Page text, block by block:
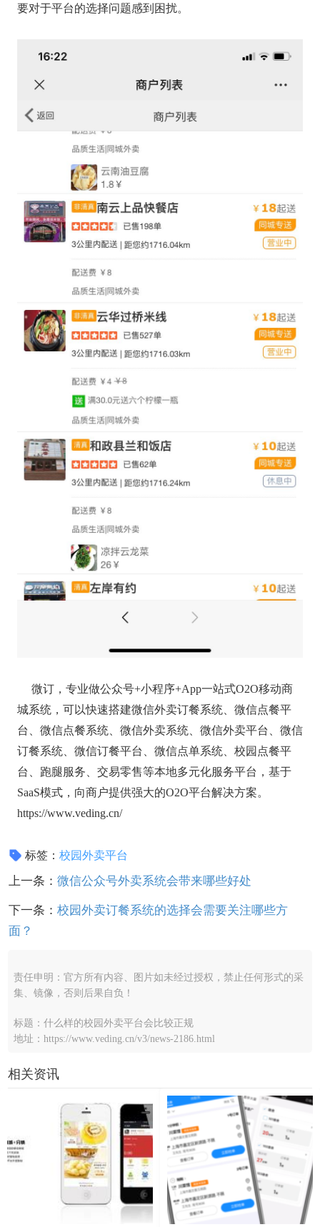
要对于平台的选择问题感到困扰。
微订，专业做公众号+小程序+App一站式O2O移动商
城系统，可以快速搭建微信外卖订餐系统、微信点餐平
台、微信点餐系统、微信外卖系统、微信外卖平台、微信
订餐系统、微信订餐平台、微信点单系统、校园点餐平
台、跑腿服务、交易零售等本地多元化服务平台，基于
SaaS模式，向商户提供强大的O2O平台解决方案。
https://www.veding.cn/
标签：校园外卖平台
上一条： 微信公众号外卖系统会带来哪些好处
下一条： 校园外卖订餐系统的选择会需要关注哪些方
面？
责任申明：官方所有内容、图片如未经过授权，禁止任何形式的采
集、镜像，否则后果自负！
标题：什么样的校园外卖平台会比较正规
地址：https://www.veding.cn/v3/news-2186.html
相关资讯